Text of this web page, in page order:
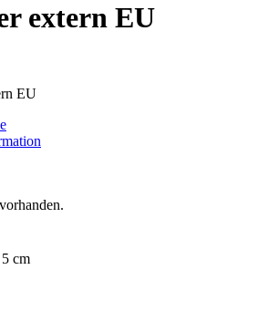
extern EU
EU
cm